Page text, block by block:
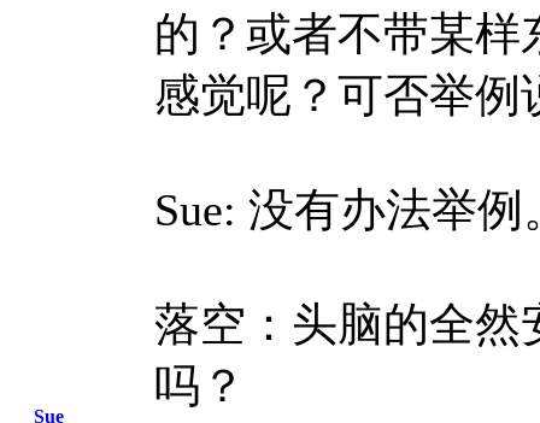
Sue
的？或者不带某
感觉呢？可否举例
Sue: 没有办法举
落空：头脑的全然
吗？